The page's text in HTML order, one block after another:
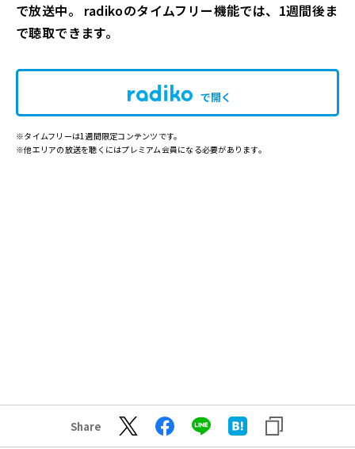
で放送中。 radikoのタイムフリー機能では、1週間後ま
で聴取できます。
で開く
※タイムフリーは1週間限定コンテンツです。
※他エリアの放送を聴くにはプレミアム会員になる必要があります。
Share